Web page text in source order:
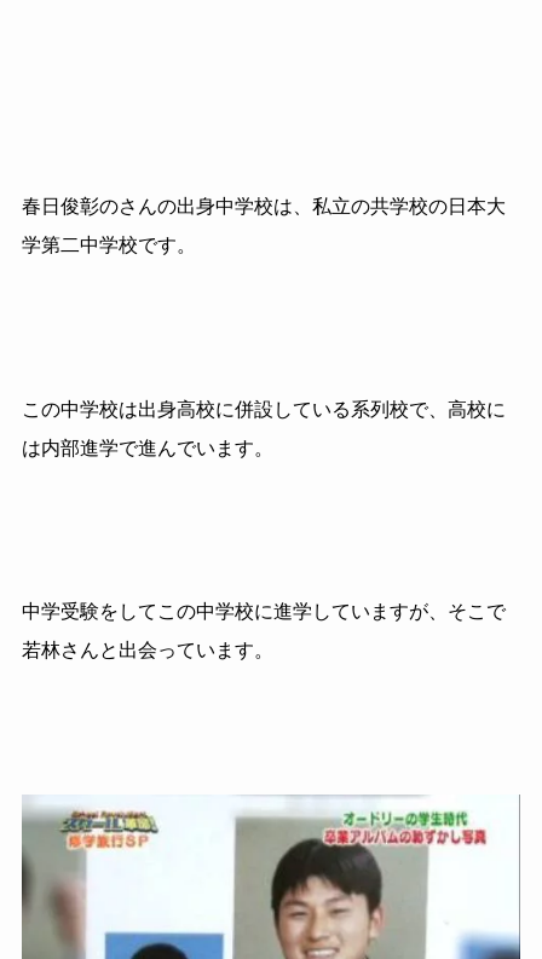
春日俊彰のさんの出身中学校は、私立の共学校の日本大
学第二中学校です。
この中学校は出身高校に併設している系列校で、高校に
は内部進学で進んでいます。
中学受験をしてこの中学校に進学していますが、そこで
若林さんと出会っています。